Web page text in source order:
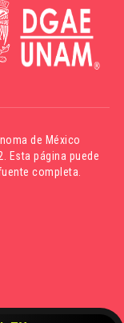
de México
Esta página puede
completa.